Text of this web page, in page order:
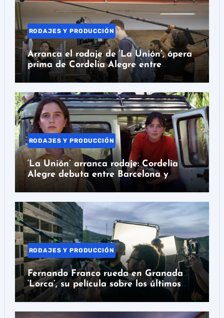
RODAJES Y PRODUCCIÓN
Arranca el rodaje de ‘La Unión’, ópera
prima de Cordelia Alegre entre
Barcelona y Colombia
RODAJES Y PRODUCCIÓN
‘La Unión’ arranca rodaje: Cordelia
Alegre debuta entre Barcelona y
RODAJES Y PRODUCCIÓN
Fernando Franco rueda en Granada
‘Lorca’, su película sobre los últimos
días del poeta